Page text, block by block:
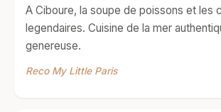
A Ciboure, la soupe de poissons et les
legendaires. Cuisine de la mer
genereuse.
Reco My Little Paris